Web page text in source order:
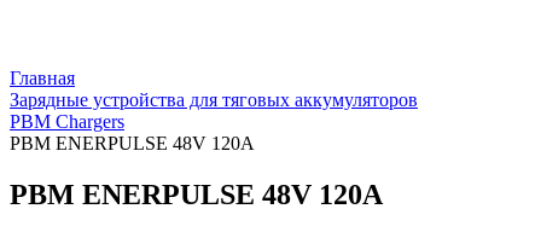
Главная
Зарядные устройства для тяговых аккумуляторов
PBM Chargers
PBM ENERPULSE 48V 120A
PBM ENERPULSE 48V 120A